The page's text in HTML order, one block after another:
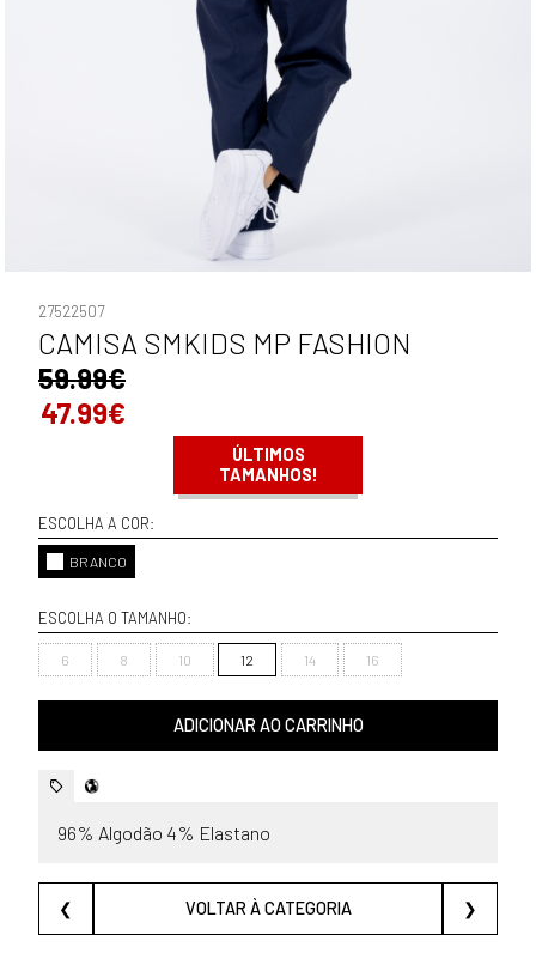
27522507
CAMISA SMKIDS MP FASHION
59.99€
47.99€
ÚLTIMOS
TAMANHOS!
ESCOLHA A COR:
BRANCO
ESCOLHA O TAMANHO:
6 8 10 12 14 16
ADICIONAR AO CARRINHO
96% Algodão 4% Elastano
❮ VOLTAR À CATEGORIA ❯